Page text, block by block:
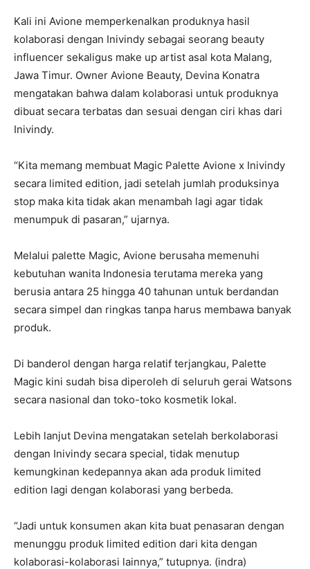
Kali ini Avione memperkenalkan produknya hasil
kolaborasi dengan Inivindy sebagai seorang beauty
influencer sekaligus make up artist asal kota Malang,
Jawa Timur. Owner Avione Beauty, Devina Konatra
mengatakan bahwa dalam kolaborasi untuk produknya
dibuat secara terbatas dan sesuai dengan ciri khas dari
Inivindy.
“Kita memang membuat Magic Palette Avione x Inivindy
secara limited edition, jadi setelah jumlah produksinya
stop maka kita tidak akan menambah lagi agar tidak
menumpuk di pasaran,” ujarnya.
Melalui palette Magic, Avione berusaha memenuhi
kebutuhan wanita Indonesia terutama mereka yang
berusia antara 25 hingga 40 tahunan untuk berdandan
secara simpel dan ringkas tanpa harus membawa banyak
produk.
Di banderol dengan harga relatif terjangkau, Palette
Magic kini sudah bisa diperoleh di seluruh gerai Watsons
secara nasional dan toko-toko kosmetik lokal.
Lebih lanjut Devina mengatakan setelah berkolaborasi
dengan Inivindy secara special, tidak menutup
kemungkinan kedepannya akan ada produk limited
edition lagi dengan kolaborasi yang berbeda.
“Jadi untuk konsumen akan kita buat penasaran dengan
menunggu produk limited edition dari kita dengan
kolaborasi-kolaborasi lainnya,” tutupnya. (indra)